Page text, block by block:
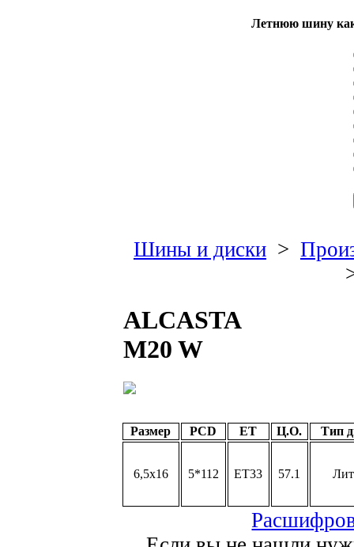
Летнюю шину
Шины и диски>
ALCASTA
M20 W
Размер PCD ET Ц.О. Тип
6,5x16 5*112 ET33 57.1